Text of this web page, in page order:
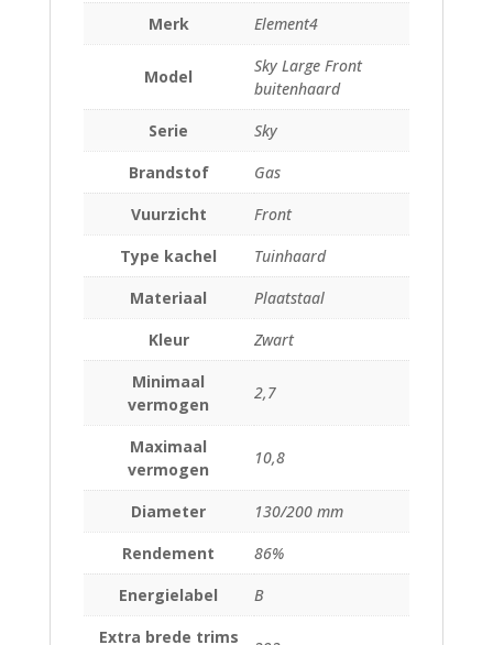
Merk Element4
Model
Sky Large Front
buitenhaard
Serie
Sky
Brandstof
Gas
Vuurzicht
Front
Type kachel
Tuinhaard
Materiaal
Plaatstaal
Kleur
Zwart
Minimaal
vermogen
2,7
Maximaal
vermogen
10,8
Diameter
130/200 mm
Rendement
86%
Energielabel
B
Extra brede trims